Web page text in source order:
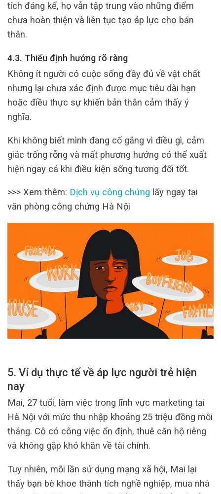
tích đáng kể, họ vẫn tập trung vào những điểm
chưa hoàn thiện và liên tục tạo áp lực cho bản
thân.
4.3. Thiếu định hướng rõ ràng
Không ít người có cuộc sống đầy đủ về vật chất
nhưng lại chưa xác định được mục tiêu dài hạn
hoặc điều thực sự khiến bản thân cảm thấy ý
nghĩa.
Khi không biết mình đang cố gắng vì điều gì, cảm
giác trống rỗng và mất phương hướng có thể xuất
hiện ngay cả khi điều kiện sống tương đối tốt.
>>> Xem thêm: Dịch vụ công chứng lấy ngay tại
văn phòng công chứng Hà Nội
5. Ví dụ thực tế về áp lực người trẻ hiện
nay
Mai, 27 tuổi, làm việc trong lĩnh vực marketing tại
Hà Nội với mức thu nhập khoảng 25 triệu đồng mỗi
tháng. Cô có công việc ổn định, thuê căn hộ riêng
và không gặp khó khăn về tài chính.
Tuy nhiên, mỗi lần sử dụng mạng xã hội, Mai lại
thấy bạn bè khoe thành tích nghề nghiệp, mua nhà